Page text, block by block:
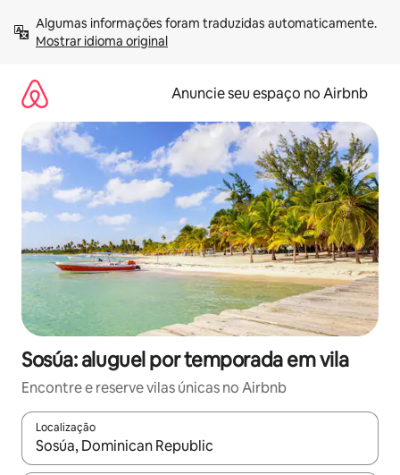
para
Mostrar idioma original
Anuncie seu espaço no Airbnb
Sosúa: aluguel por temporada em vila
Encontre e reserve vilas únicas no Airbnb
Localização
Quando os resultados estiverem disponíveis, explore-os